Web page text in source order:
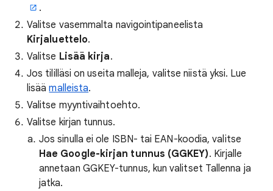
.
Valitse vasemmalta navigointipaneelista
Kirjaluettelo.
Valitse Lisää kirja.
Jos tililläsi on useita malleja, valitse niistä yksi. Lue
lisäämalleista.
Valitse myyntivaihtoehto.
Valitse kirjan tunnus.
Jos sinulla ei ole ISBN- tai EAN-koodia, valitse
Hae Google-kirjan tunnus (GGKEY). Kirjalle
annetaan GGKEY-tunnus, kun valitset Tallenna ja
jatka.